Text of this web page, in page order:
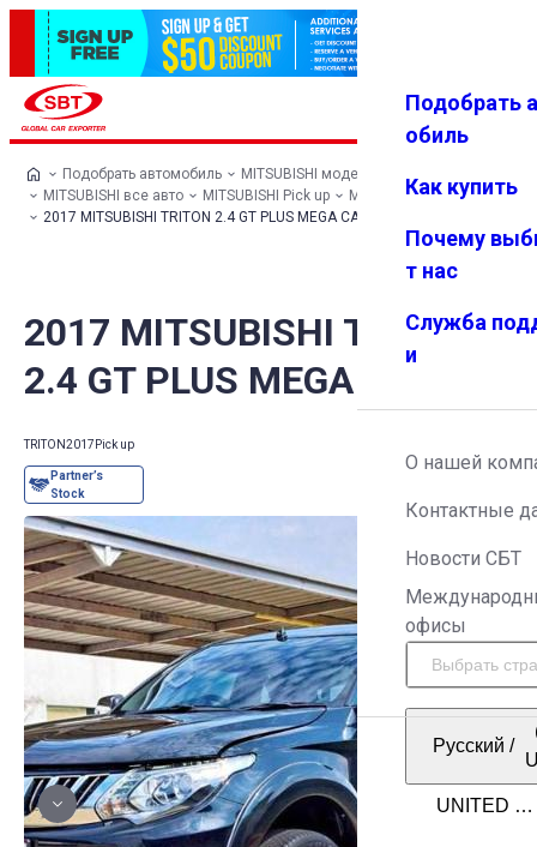
Избранн
Меню
Подобрать
обиль
Как купить
Почему
т нас
Служба
и
О нашей
Контактные
Новости СБТ
офисы
Русский /
Подобрать автомобиль
MITSUBISHI модельный ряд
MITSUBISHI все авто
MITSUBISHI Pick up
MITSUBISHI TRITON
2017 MITSUBISHI TRITON 2.4 GT PLUS MEGA CAB
2017 MITSUBISHI TRITON
2.4 GT PLUS MEGA CAB
TRITON2017 Pick up